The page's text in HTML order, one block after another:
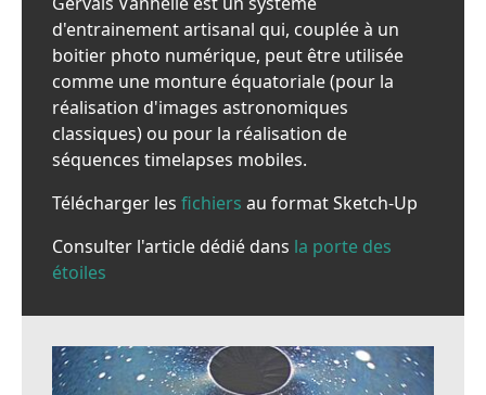
d'entrainement artisanal qui, couplée à un
boitier photo numérique, peut être utilisée
comme une monture équatoriale (pour la
réalisation d'images astronomiques
classiques) ou pour la réalisation de
séquences timelapses mobiles.
Télécharger les fichiers au format Sketch-Up
Consulter l'article dédié dans la porte des
étoiles